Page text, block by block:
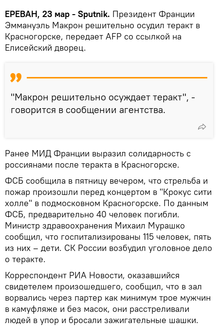
ЕРЕВАН, 23 мар - Sputnik. Президент Франции
Эммануэль Макрон решительно осудил теракт в
Красногорске, передает AFP со ссылкой на
Елисейский дворец.
"Макрон решительно осуждает теракт", -
говорится в сообщении агентства.
Ранее МИД Франции выразил солидарность с
россиянами после теракта в Красногорске.
ФСБ сообщила в пятницу вечером, что стрельба и
пожар произошли перед концертом в "Крокус сити
холле" в подмосковном Красногорске. По данным
ФСБ, предварительно 40 человек погибли.
Министр здравоохранения Михаил Мурашко
сообщил, что госпитализированы 115 человек, пять
из них – дети. СК России возбудил уголовное дело
о теракте.
Корреспондент РИА Новости, оказавшийся
свидетелем произошедшего, сообщил, что в зал
ворвались через партер как минимум трое мужчин
в камуфляже и без масок, они расстреливали
людей в упор и бросали зажигательные шашки.